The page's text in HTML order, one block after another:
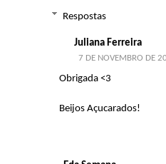
Respostas
Juliana Ferreira
7 DE NOVEMBRO DE
Obrigada <3
Beijos Açucarados!